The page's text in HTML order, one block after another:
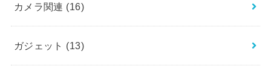
カメラ関連 (16)
ガジェット (13)